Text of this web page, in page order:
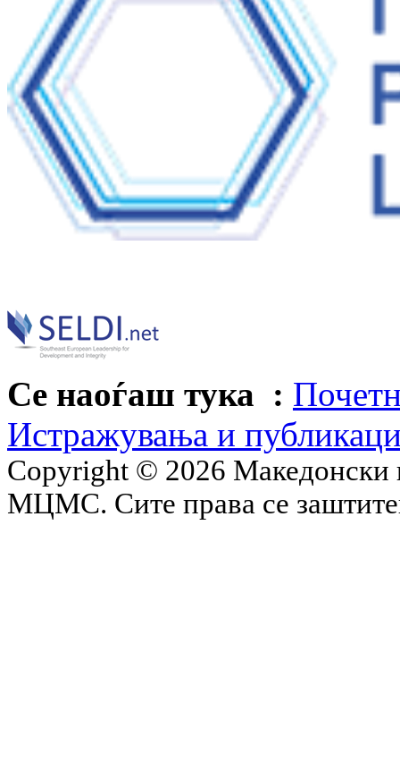
Се наоѓаш тука :
Истражувања и
Copyright © 2026 Македонски
МЦМС. Сите права се